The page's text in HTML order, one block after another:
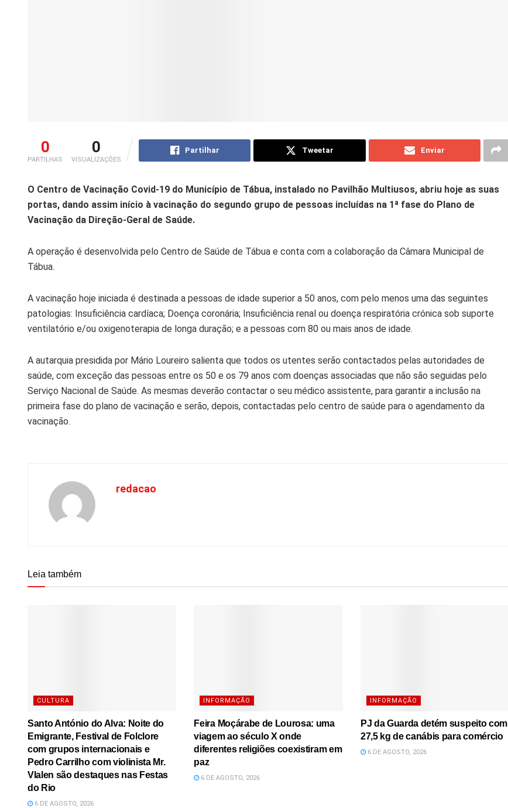
0
PARTILHAS
0
VISUALIZAÇÕES
Partilhar Tweetar Enviar
O Centro de Vacinação Covid-19 do Município de Tábua, instalado no Pavilhão Multiusos, abriu hoje as suas
portas, dando assim início à vacinação do segundo grupo de pessoas incluídas na 1ª fase do Plano de
Vacinação da Direção-Geral de Saúde.
A operação é desenvolvida pelo Centro de Saúde de Tábua e conta com a colaboração da Câmara Municipal de
Tábua.
A vacinação hoje iniciada é destinada a pessoas de idade superior a 50 anos, com pelo menos uma das seguintes
patologias: Insuficiência cardíaca; Doença coronária; Insuficiência renal ou doença respiratória crónica sob suporte
ventilatório e/ou oxigenoterapia de longa duração; e a pessoas com 80 ou mais anos de idade.
A autarquia presidida por Mário Loureiro salienta que todos os utentes serão contactados pelas autoridades de
saúde, com exceção das pessoas entre os 50 e os 79 anos com doenças associadas que não são seguidas pelo
Serviço Nacional de Saúde. As mesmas deverão contactar o seu médico assistente, para garantir a inclusão na
primeira fase do plano de vacinação e serão, depois, contactadas pelo centro de saúde para o agendamento da
vacinação.
redacao
Leia também
CULTURA
Santo António do Alva: Noite do
Emigrante, Festival de Folclore
com grupos internacionais e
Pedro Carrilho com violinista Mr.
Vlalen são destaques nas Festas
do Rio
6 DE AGOSTO, 2026
INFORMAÇÃO
Feira Moçárabe de Lourosa: uma
viagem ao século X onde
diferentes religiões coexistiram em
paz
6 DE AGOSTO, 2026
INFORMAÇÃO
PJ da Guarda detém suspeito com
27,5 kg de canábis para comércio
6 DE AGOSTO, 2026